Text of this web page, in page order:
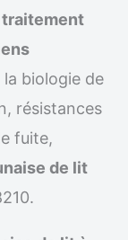
traitement
biologie de
résistances
fuite,
de lit